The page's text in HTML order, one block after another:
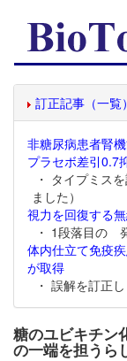
訂正記事（一覧）
非糖尿病患者腎
プラセボ差引0.7
・ タイプミス
ました）
視力を回復する
・ 1段落目の
体内仕立て免疫
が取得
・ 誤解を訂正
糖のユビキチン
の一端を担うら